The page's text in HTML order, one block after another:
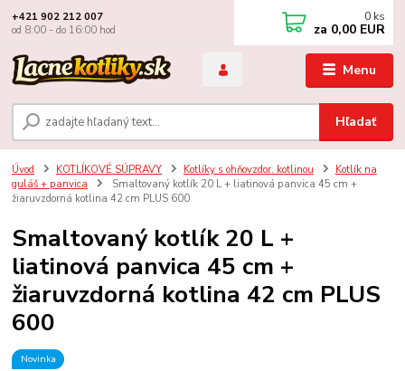
Menu
Hľadať
+421 902 212 007
od 8:00 - do 16:00 hod
0 ks
za 0,00 EUR
Úvod KOTLÍKOVÉ SÚPRAVY Kotlíky s ohňovzdor. kotlinou
Kotlík na
guláš + panvica
Smaltovaný kotlík 20 L + liatinová panvica 45 cm +
žiaruvzdorná kotlina 42 cm PLUS 600
Smaltovaný kotlík 20 L +
liatinová panvica 45 cm +
žiaruvzdorná kotlina 42 cm PLUS
600
Novinka